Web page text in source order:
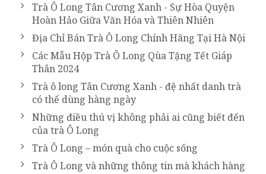
Trà Ô Long Tân Cương Xanh - Sự Hòa Quyện
Hoàn Hảo Giữa Văn Hóa và Thiên Nhiên
Địa Chỉ Bán Trà Ô Long Chính Hãng Tại Hà Nội
Các Mẫu Hộp Trà Ô Long Qùa Tặng Tết Giáp
Thân 2024
Trà ô long Tân Cương Xanh - đệ nhất danh trà
có thể dùng hàng ngày
Những điều thú vị không phải ai cũng biết đến
của trà Ô Long
Trà Ô Long – món quà cho cuộc sống
Trà Ô Long và những thông tin mà khách hàng